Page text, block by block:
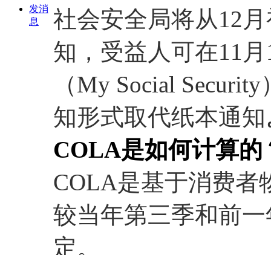
发消
息
社会安全局将从12
知，受益人可在11
（My Social
知形式取代纸本通知
COLA是如何计算的
COLA是基于消费者
较当年第三季和前
定。